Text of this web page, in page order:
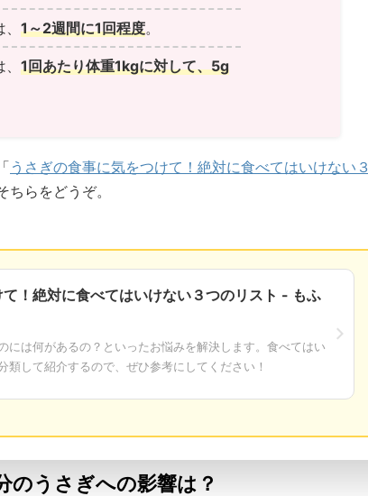
、1～2週間に1回程度。
、1回あたり体重1kgに対して、5g
うさぎの食事に気をつけて！絶対に食べてはいけない３
ちらをどうぞ。
！絶対に食べてはいけない３つのリスト - もふ
には何があるの？といったお悩みを解決します。食べてはい
類して紹介するので、ぜひ参考にしてください！
のうさぎへの影響は？